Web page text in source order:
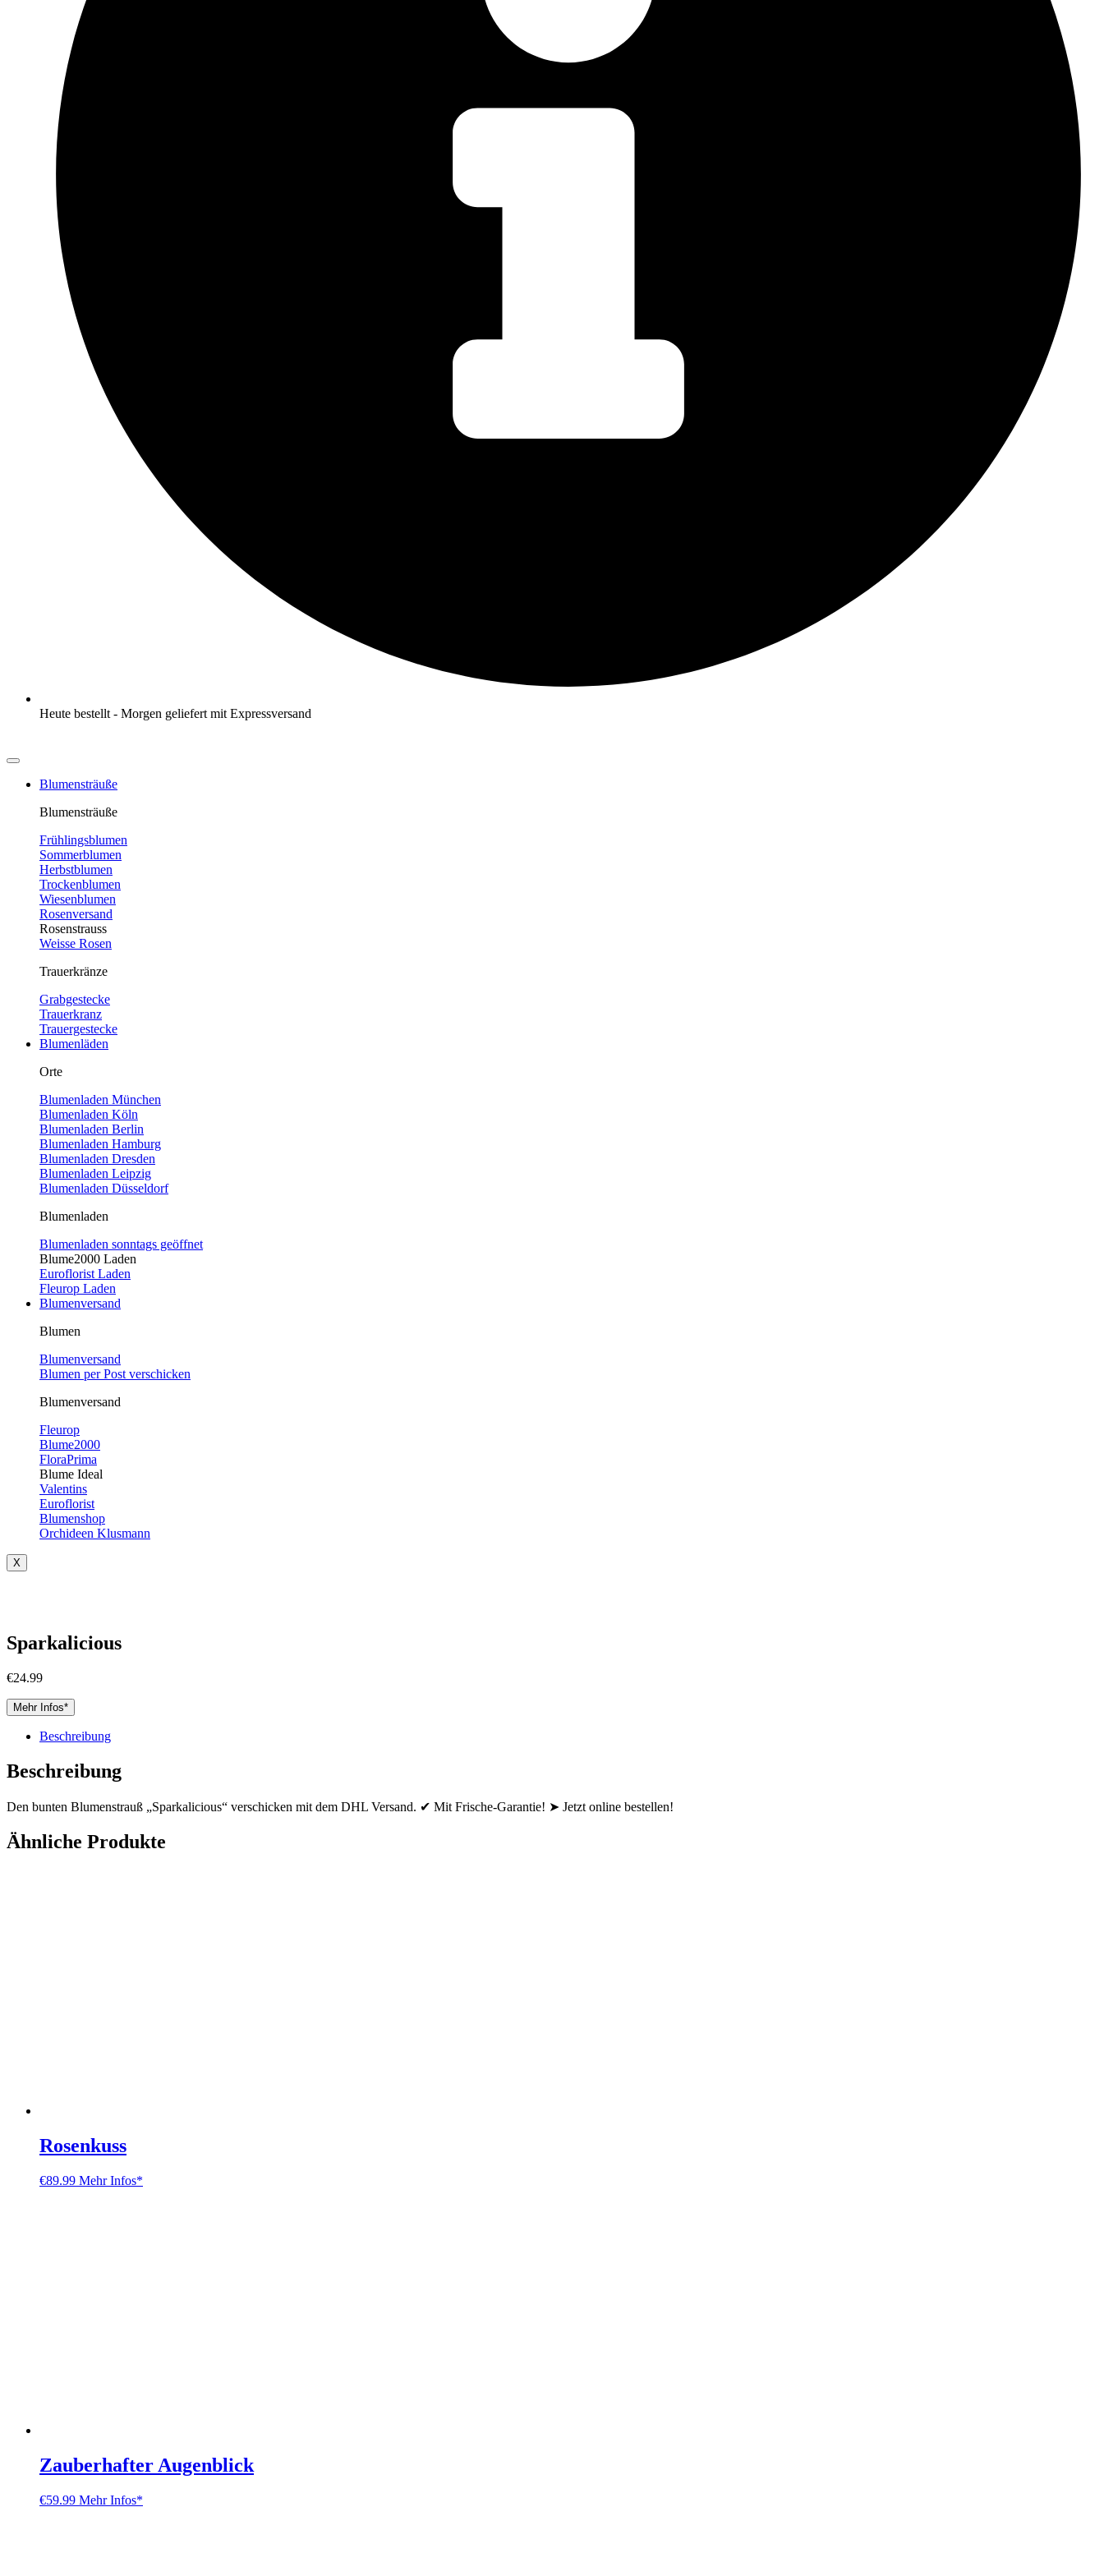
Heute bestellt - Morgen geliefert mit Expressversand
Blumensträuße
Blumensträuße
Frühlingsblumen
Sommerblumen
Herbstblumen
Trockenblumen
Wiesenblumen
Rosenversand
Rosenstrauss
Weisse Rosen
Trauerkränze
Grabgestecke
Trauerkranz
Trauergestecke
Blumenläden
Orte
Blumenladen München
Blumenladen Köln
Blumenladen Berlin
Blumenladen Hamburg
Blumenladen Dresden
Blumenladen Leipzig
Blumenladen Düsseldorf
Blumenladen
Blumenladen sonntags geöffnet
Blume2000 Laden
Euroflorist Laden
Fleurop Laden
Blumenversand
Blumen
Blumenversand
Blumen per Post verschicken
Blumenversand
Fleurop
Blume2000
FloraPrima
Blume Ideal
Valentins
Euroflorist
Blumenshop
Orchideen Klusmann
X
Sparkalicious
€24.99
Mehr Infos*
Beschreibung
Beschreibung
Den bunten Blumenstrauß „Sparkalicious“ verschicken mit dem DHL Versand. ✔ Mit Frische-Garantie! ➤ Jetzt online bestellen!
Ähnliche Produkte
Rosenkuss
€89.99 Mehr Infos*
Zauberhafter Augenblick
€59.99 Mehr Infos*